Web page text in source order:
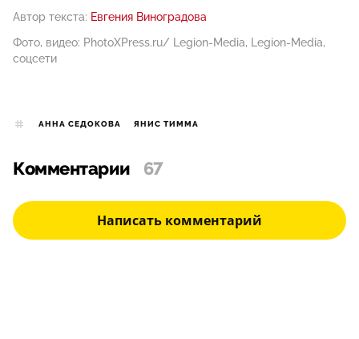
Автор текста: Евгения Виноградова
Фото, видео: PhotoXPress.ru/ Legion-Media, Legion-Media,
соцсети
АННА СЕДОКОВА ЯНИС ТИММА
Комментарии 67
Написать комментарий